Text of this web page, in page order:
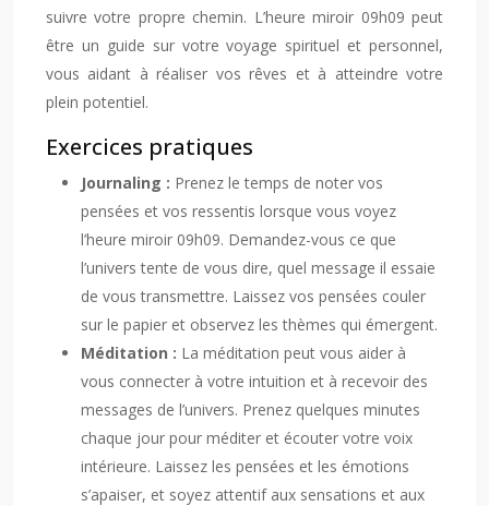
suivre votre propre chemin. L’heure miroir 09h09 peut
être un guide sur votre voyage spirituel et personnel,
vous aidant à réaliser vos rêves et à atteindre votre
plein potentiel.
Exercices pratiques
Journaling : Prenez le temps de noter vos
pensées et vos ressentis lorsque vous voyez
l’heure miroir 09h09. Demandez-vous ce que
l’univers tente de vous dire, quel message il essaie
de vous transmettre. Laissez vos pensées couler
sur le papier et observez les thèmes qui émergent.
Méditation : La méditation peut vous aider à
vous connecter à votre intuition et à recevoir des
messages de l’univers. Prenez quelques minutes
chaque jour pour méditer et écouter votre voix
intérieure. Laissez les pensées et les émotions
s’apaiser, et soyez attentif aux sensations et aux